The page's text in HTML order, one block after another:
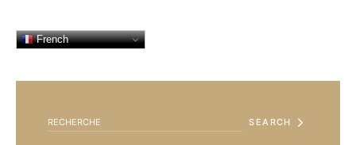
French
SEARCH